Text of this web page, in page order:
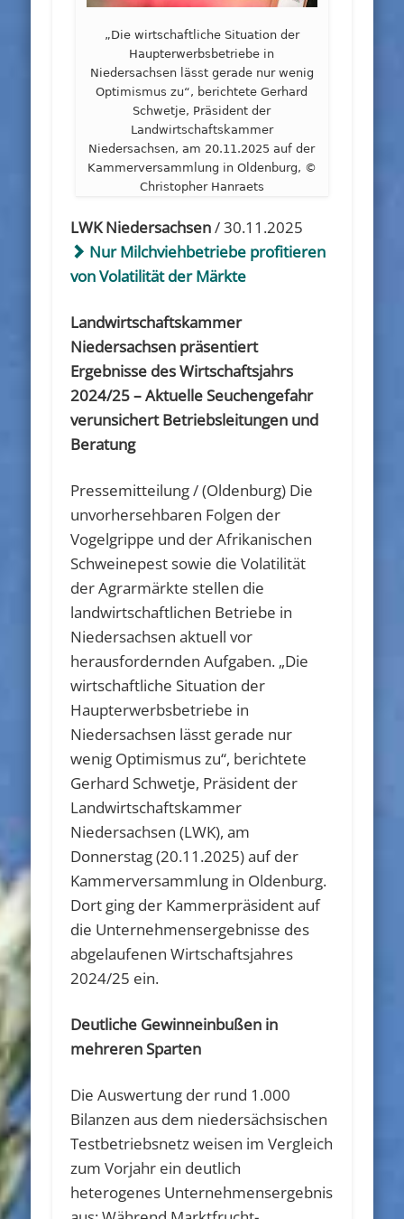
„Die wirtschaftliche Situation der
Haupterwerbsbetriebe in
Niedersachsen lässt gerade nur wenig
Optimismus zu“, berichtete Gerhard
Schwetje, Präsident der
Landwirtschaftskammer
Niedersachsen, am 20.11.2025 auf der
Kammerversammlung in Oldenburg, ©
Christopher Hanraets
LWK Niedersachsen/ 30.11.2025
Nur Milchviehbetriebe profitieren
von Volatilität der Märkte
Landwirtschaftskammer
Niedersachsen präsentiert
Ergebnisse des Wirtschaftsjahrs
2024/25 – Aktuelle Seuchengefahr
verunsichert Betriebsleitungen und
Beratung
Pressemitteilung / (Oldenburg) Die
unvorhersehbaren Folgen der
Vogelgrippe und der Afrikanischen
Schweinepest sowie die Volatilität
der Agrarmärkte stellen die
landwirtschaftlichen Betriebe in
Niedersachsen aktuell vor
herausfordernden Aufgaben. „Die
wirtschaftliche Situation der
Haupterwerbsbetriebe in
Niedersachsen lässt gerade nur
wenig Optimismus zu“, berichtete
Gerhard Schwetje, Präsident der
Landwirtschaftskammer
Niedersachsen (LWK), am
Donnerstag (20.11.2025) auf der
Kammerversammlung in Oldenburg.
Dort ging der Kammerpräsident auf
die Unternehmensergebnisse des
abgelaufenen Wirtschaftsjahres
2024/25 ein.
Deutliche Gewinneinbußen in
mehreren Sparten
Die Auswertung der rund 1.000
Bilanzen aus dem niedersächsischen
Testbetriebsnetz weisen im Vergleich
zum Vorjahr ein deutlich
heterogenes Unternehmensergebnis